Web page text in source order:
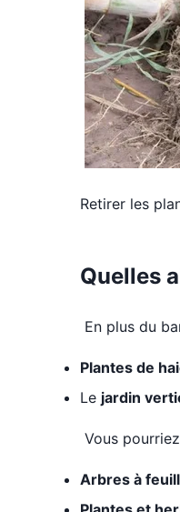
Retirer les
Quelles
En plus du
Plantes de
Le jardin
Vous
Arbres à